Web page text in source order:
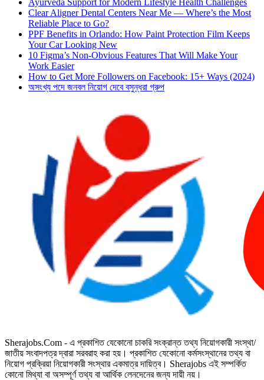
Ayurveda Support for Modern Lifestyle Health Challenges
Clear Aligner Dental Centers Near Me — Where’s the Most
Reliable Place to Go?
PPF Benefits in Orlando: How Paint Protection Film Keeps
Your Car Looking New
10 Figma’s Non-Obvious Features That Will Make Your
Work Easier
How to Get More Followers on Facebook: 15+ Ways (2024)
অসংখ্য পদে জনবল নিয়োগ দেবে বসুন্ধরা গ্রুপ
Sherajobs.Com - এ প্রকাশিত যেকোনো চাকরি সংক্রান্ত তথ্য নিয়োগকারী সংস্থা/
জাতীয় সংবাদপত্র দ্বারা সরবরাহ করা হয়। প্রকাশিত যেকোনো কর্মসংস্থানের তথ্য বা
নিয়োগ প্রক্রিয়া নিয়োগকারী সংস্থার একমাত্র দায়িত্ব। Sherajobs এই সম্পর্কিত
কোনো মিথ্যা বা অসম্পূর্ণ তথ্য বা আর্থিক লেনদেনের জন্য দায়ী নয়।